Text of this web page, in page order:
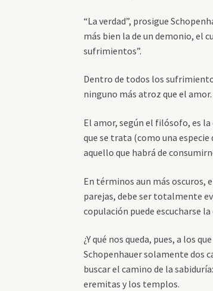
“La verdad”, prosigue
más bien la de un demonio, el
sufrimientos”.
Dentro de todos los
ninguno más atroz que el amor.
El amor, según el filósofo, es
que se trata (como una
aquello que habrá de
En términos aun más oscuros,
parejas, debe ser totalmente
copulación puede escucharse
¿Y qué nos queda, pues, a los
Schopenhauer solamente dos
buscar el camino de la
eremitas y los templos.